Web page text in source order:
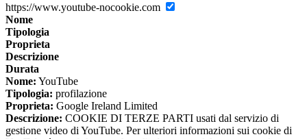
https://www.youtube-nocookie.com
Nome
Tipologia
Proprieta
Descrizione
Durata
Nome: YouTube
Tipologia: profilazione
Proprieta: Google Ireland Limited
Descrizione: COOKIE DI TERZE PARTI usati dal servizio di
gestione video di YouTube. Per ulteriori informazioni sui cookie di